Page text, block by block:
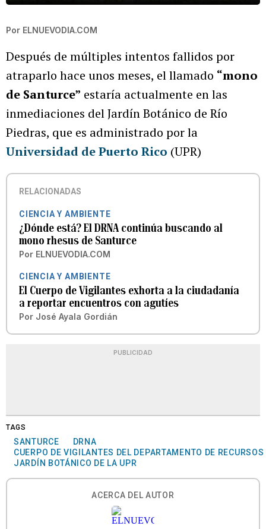
Por ELNUEVODIA.COM
Después de múltiples intentos fallidos por
atraparlo hace unos meses, el llamado “mono
de Santurce” estaría actualmente en las
inmediaciones del Jardín Botánico de Río
Piedras, que es administrado por la
Universidad de Puerto Rico (UPR)
RELACIONADAS
CIENCIA Y AMBIENTE
¿Dónde está? El DRNA continúa buscando al
mono rhesus de Santurce
Por ELNUEVODIA.COM
CIENCIA Y AMBIENTE
El Cuerpo de Vigilantes exhorta a la ciudadanía
a reportar encuentros con agutíes
Por José Ayala Gordián
PUBLICIDAD
TAGS
SANTURCE
DRNA
CUERPO DE VIGILANTES DEL DEPARTAMENTO DE
JARDÍN BOTÁNICO DE LA UPR
ACERCA DEL AUTOR